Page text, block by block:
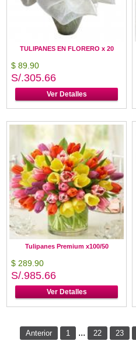
TULIPANES EN FLORERO x 20
$ 89.90
S/.305.66
Ver Detalles
Tulipanes Premium x100/50
$ 289.90
S/.985.66
Ver Detalles
Anterior 1 ... 22 23